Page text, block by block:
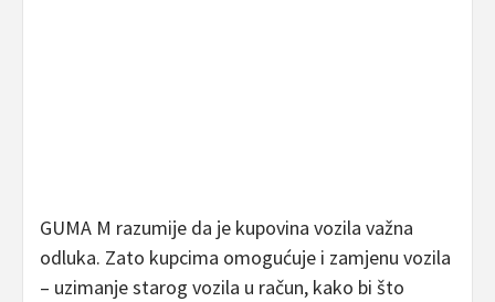
GUMA M razumije da je kupovina vozila važna
odluka. Zato kupcima omogućuje i zamjenu vozila
– uzimanje starog vozila u račun, kako bi što